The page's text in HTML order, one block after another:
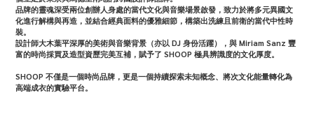
品牌的靈魂深受兩位創辦人身處的當代文化與音樂場景啟發，致力於將多元異國文
化進行解構與再造，並結合經典面料的優雅細節，構築出洗練且前衛的當代中性時
裝。
設計師大木葉平深厚的美術與音樂背景（亦以 DJ 身份活躍），與 Miriam Sanz 豐
富的時尚採買及造型資歷完美互補，賦予了 SHOOP 極具辨識度的文化厚度。
SHOOP 不僅是一個時尚品牌，更是一個持續探索未知概念、將次文化能量轉化為
高端成衣的實驗平台。